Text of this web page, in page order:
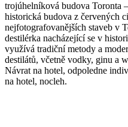
trojúhelníková budova Toronta –
historická budova z červených
nejfotografovanějších staveb v
destilérka nacházející se v
využívá tradiční metody a
destilátů, včetně vodky, ginu a
Návrat na hotel, odpoledne
na hotel, nocleh.